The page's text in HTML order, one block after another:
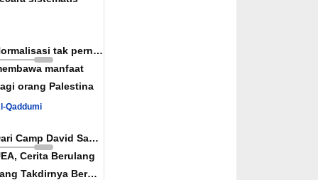
akan
Diaktifkan
Rekonsiliasi
Konspirasi Israel
Jalur Perdagangan
Normalisasi tak pernah
manfaat
orang Palestina
Qaddumi
Dari Camp David Sampai
Cerita Berulang
Takdirnya Berulang